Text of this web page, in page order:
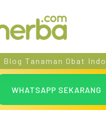
Blog Tanaman Obat
WHATSAPP SEKARANG